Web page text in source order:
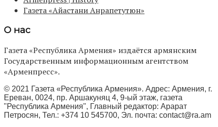
Газета «Айастани Анрапетутюн»
О нас
Газета «Республика Армения» издаётся армянским
Государственным информационным агентством
«Арменпресс».
© 2021 Газета «Республика Армения». Адрес: Армения, г.
Ереван, 0024, пр. Аршакуняц 4, 9-ый этаж, газета
"Республика Армения", Главный редактор: Арарат
Петросян, Тел.: +374 10 545700, Эл. почта: contact@ra.am